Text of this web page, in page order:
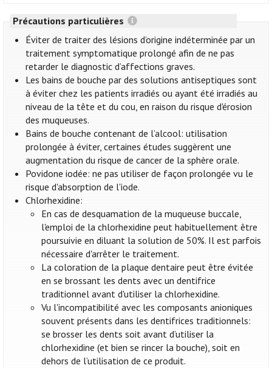
Précautions particulières
Éviter de traiter des lésions d’origine indéterminée par un
traitement symptomatique prolongé afin de ne pas
retarder le diagnostic d’affections graves.
Les bains de bouche par des solutions antiseptiques sont
à éviter chez les patients irradiés ou ayant été irradiés au
niveau de la tête et du cou, en raison du risque d'érosion
des muqueuses.
Bains de bouche contenant de l’alcool: utilisation
prolongée à éviter, certaines études suggèrent une
augmentation du risque de cancer de la sphère orale.
Povidone iodée: ne pas utiliser de façon prolongée vu le
risque d'absorption de l'iode.
Chlorhexidine:
En cas de desquamation de la muqueuse buccale,
l'emploi de la chlorhexidine peut habituellement être
poursuivie en diluant la solution de 50%. Il est parfois
nécessaire d'arrêter le traitement.
La coloration de la plaque dentaire peut être évitée
en se brossant les dents avec un dentifrice
traditionnel avant d'utiliser la chlorhexidine.
Vu l'incompatibilité avec les composants anioniques
souvent présents dans les dentifrices traditionnels:
se brosser les dents soit avant d’utiliser la
chlorhexidine (et bien se rincer la bouche), soit en
dehors de l’utilisation de ce produit.